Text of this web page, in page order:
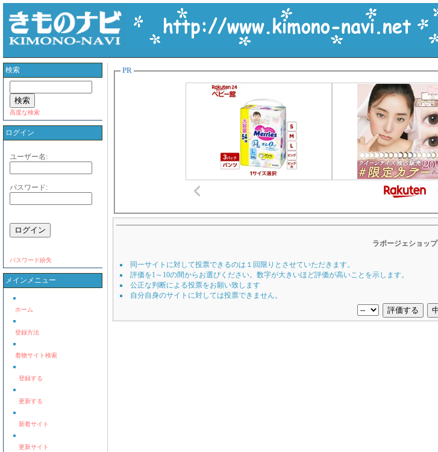
検索
高度な検索
ログイン
ユーザー名:
パスワード:
パスワード紛失
メインメニュー
ホーム
登録方法
着物サイト検索
登録する
更新する
新着サイト
更新サイト
PR
ラポージェショップ
同一サイトに対して投票できるのは１回限りとさせていただきます。
評価を1～10の間からお選びください。数字が大きいほど評価が高いことを示します。
公正な判断による投票をお願い致します
自分自身のサイトに対しては投票できません。